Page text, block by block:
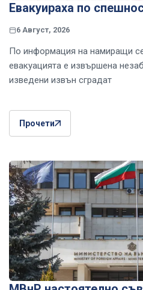
Евакуираха по
6 Август, 2026
По информация на намиращи
евакуацията е извършена
изведени извън сградат
Прочети